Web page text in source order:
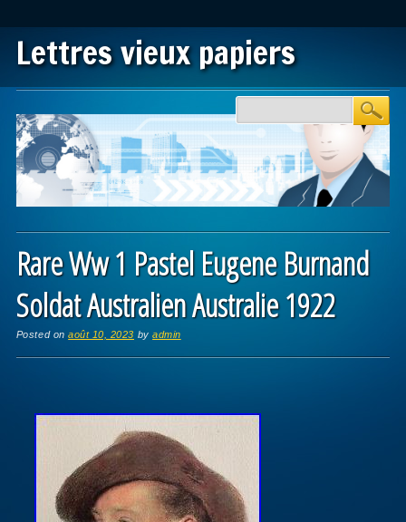
Lettres vieux papiers
Main menu
Rare Ww 1 Pastel Eugene Burnand
Soldat Australien Australie 1922
Posted onaoût 10, 2023 byadmin